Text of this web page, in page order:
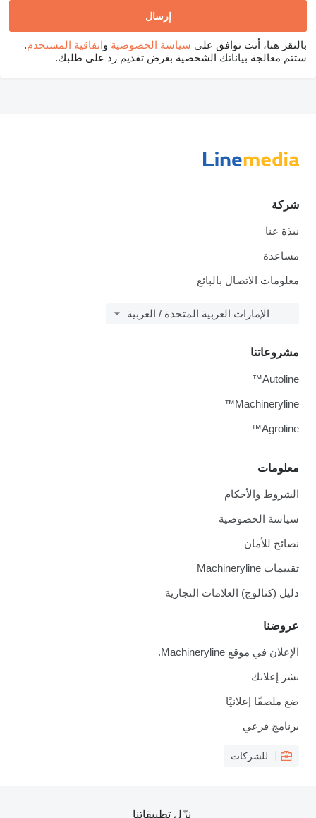
بالنقر هنا، أنت توافق على سياسة الخصوصية واتفاقية المستخدم.
ستتم معالجة بياناتك الشخصية بغرض تقديم رد على طلبك.
شركة
نبذة عنا
مساعدة
معلومات الاتصال بالبائع
الإمارات العربية المتحدة / العربية
معلومات
الشروط والأحكام
سياسة الخصوصية
نصائح للأمان
تقييمات Machineryline
دليل (كتالوج) العلامات التجارية
عروضنا
الإعلان في موقع Machineryline.
نشر إعلانك
ضع ملصقًا إعلانيًا
برنامج فرعي
للشركات
مشروعاتنا
Autoline™
Machineryline™
Agroline™
نزّل تطبيقاتنا